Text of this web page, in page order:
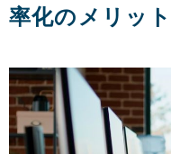
率化のメリット